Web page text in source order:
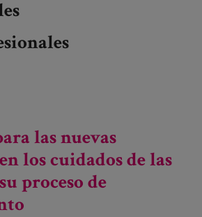
las nuevas
los cuidados de las
proceso de